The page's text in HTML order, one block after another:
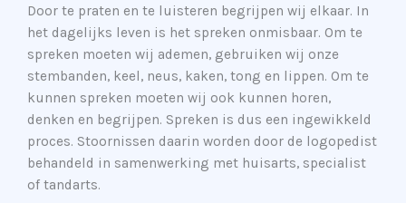
Door te praten en te luisteren begrijpen wij elkaar. In
het dagelijks leven is het spreken onmisbaar. Om te
spreken moeten wij ademen, gebruiken wij onze
stembanden, keel, neus, kaken, tong en lippen. Om te
kunnen spreken moeten wij ook kunnen horen,
denken en begrijpen. Spreken is dus een ingewikkeld
proces. Stoornissen daarin worden door de logopedist
behandeld in samenwerking met huisarts, specialist
of tandarts.